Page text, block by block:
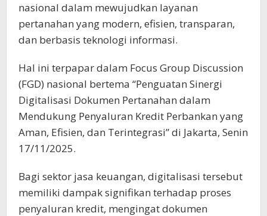
nasional dalam mewujudkan layanan
pertanahan yang modern, efisien, transparan,
dan berbasis teknologi informasi.
Hal ini terpapar dalam Focus Group Discussion
(FGD) nasional bertema “Penguatan Sinergi
Digitalisasi Dokumen Pertanahan dalam
Mendukung Penyaluran Kredit Perbankan yang
Aman, Efisien, dan Terintegrasi” di Jakarta, Senin
17/11/2025.
Bagi sektor jasa keuangan, digitalisasi tersebut
memiliki dampak signifikan terhadap proses
penyaluran kredit, mengingat dokumen